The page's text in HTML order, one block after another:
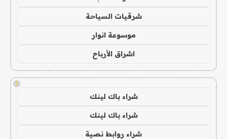
شرقيات السياحة
موسوعة انوار
اشراق الأرباح
!
شراء باك لينك
شراء باك لينك
شراء روابط نصية